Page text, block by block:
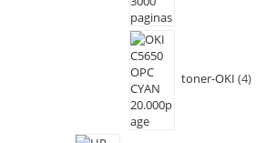
toner-OKI 4